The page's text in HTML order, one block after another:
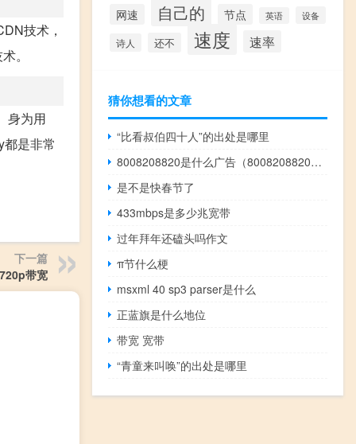
技术，
。
身为用
是非常
下一篇
720p带宽
网速 自己的 节点 英语 设备
诗人 还不 速度 速率
猜你想看的文章
“比看叔伯四十人”的出处是哪里
8008208820是什么广告（8008208820的梗啥意思）什么梗
是不是快春节了
433mbps是多少兆宽带
过年拜年还磕头吗作文
π节什么梗
msxml 40 sp3 parser是什么
正蓝旗是什么地位
带宽 宽带
“青童来叫唤”的出处是哪里